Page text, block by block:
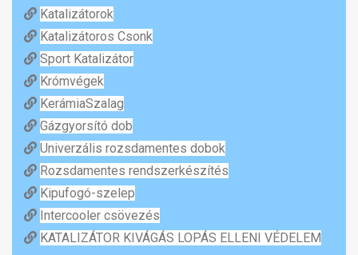
Katalizátorok
Katalizátoros Csonk
Sport Katalizátor
Krómvégek
KerámiaSzalag
Gázgyorsító dob
Univerzális rozsdamentes dobok
Rozsdamentes rendszerkészítés
Kipufogó-szelep
Intercooler csövezés
KATALIZÁTOR KIVÁGÁS LOPÁS ELLENI VÉDELEM